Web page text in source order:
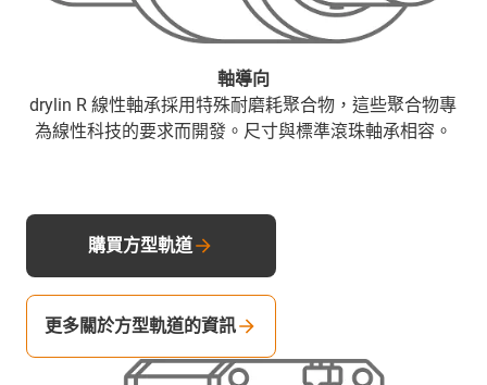
軸導向
drylin R 線性軸承採用特殊耐磨耗聚合物，這些聚合物專
為線性科技的要求而開發。尺寸與標準滾珠軸承相容。
購買方型軌道
更多關於方型軌道的資訊